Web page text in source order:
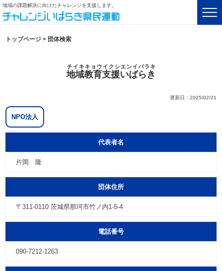
地域の課題解決に向けたチャレンジを支援します。
トップページ > 団体検索
地域教育支援いばらき
チイキキョウイクシエンイバラキ
更新日：2025/02/21
NPO法人
代表者名
片岡 隆
団体住所
〒311-0110 茨城県那珂市竹ノ内1-5-4
電話番号
090-7212-1263